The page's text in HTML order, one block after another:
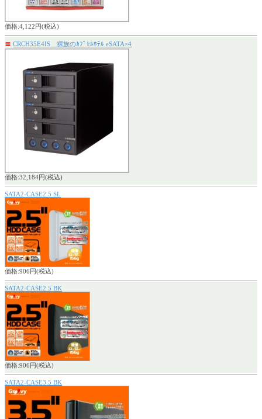
価格:4,122円(税込)
〓 CRCH35E4IS 裸族のｶﾌﾟｾﾙﾎﾃﾙ eSATA×4
価格:32,184円(税込)
SATA2-CASE2.5 SL
価格:906円(税込)
SATA2-CASE2.5 BK
価格:906円(税込)
SATA2-CASE3.5 BK